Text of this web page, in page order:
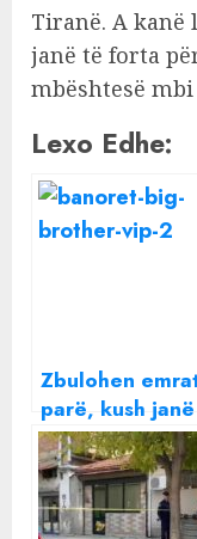
Tiranë. A
janë të forta
mbështesë
Lexo Edhe:
Zbulohen
parë, kush janë
personazhet që
janë ftuar për
bërë pjesë e
Brother Vip 2”